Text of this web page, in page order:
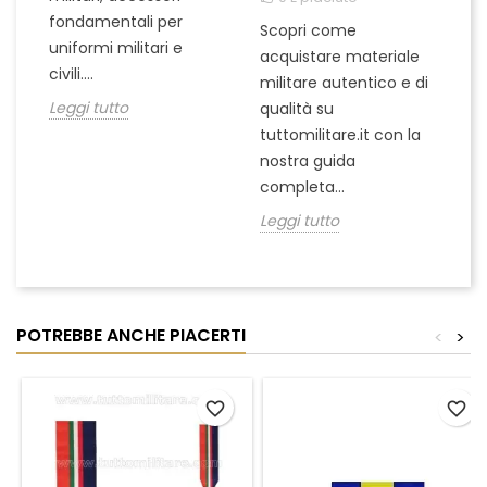
fondamentali per
uniformi militari e
civili....
Leggi tutto
Scopri come
acquistare materiale
militare autentico e di
qualità su
tuttomilitare.it con la
nostra guida
completa...
Leggi tutto
POTREBBE ANCHE PIACERTI >
<
favorite_border favorite_border